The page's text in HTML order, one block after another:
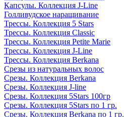
Капсулы. Коллекция J-Line
Голливудское наращивание
Трессы. Коллекция 5 Stars
Трессы. Коллекция Classic
Трессы. Коллекция Petite Marie
Трессы. Коллекция J-Line
Трессы. Коллекция Berkana
Срезы из натуральных волос
Срезы. Коллекция Berkana
Срезы. Коллекция J-line
Срезы. Коллекция 5Stars 100гр
Срезы. Коллекция 5Stars по 1 гр.
Срезы. Коллекция Berkana по 1 гр.